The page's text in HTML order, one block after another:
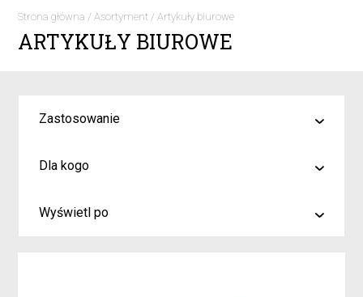
Strona główna /Asortyment /Artykuły biurowe
ARTYKUŁY BIUROWE
Zastosowanie
malowanie
kreślenie
Dla kogo
Artyści i profesjonaliści
Wyświetl po